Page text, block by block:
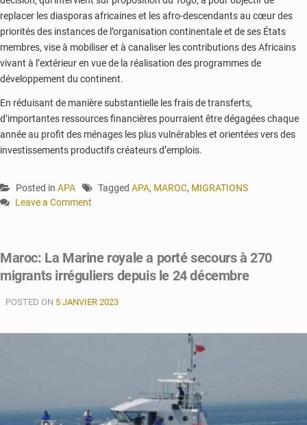
replacer les diasporas africaines et les afro-descendants au cœur des
priorités des instances de l’organisation continentale et de ses États
membres, vise à mobiliser et à canaliser les contributions des Africains
vivant à l’extérieur en vue de la réalisation des programmes de
développement du continent.
En réduisant de manière substantielle les frais de transferts,
d’importantes ressources financières pourraient être dégagées chaque
année au profit des ménages les plus vulnérables et orientées vers des
investissements productifs créateurs d’emplois.
Posted in APA Tagged APA, MAROC, MIGRATIONS
Leave a Comment
Rabat:
le
appelle
des
coûts
Maroc: La Marine royale a porté secours à 270
migrants irréguliers depuis le 24 décembre
POSTED ON 5 JANVIER 2023